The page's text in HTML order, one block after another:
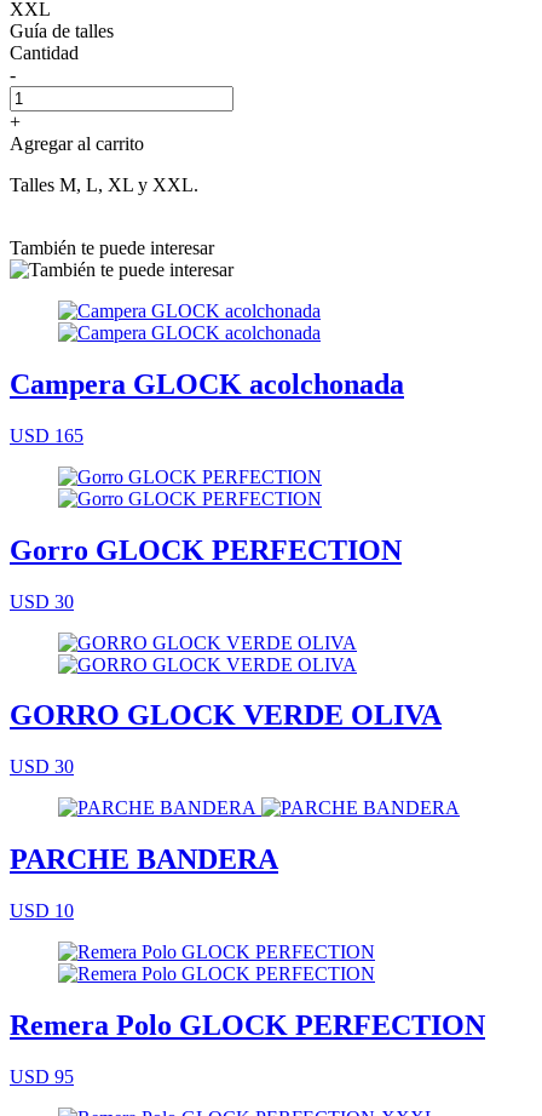
XXL
Guía de talles
Cantidad
-
+
Agregar al carrito
Talles M, L, XL y XXL.
También te puede interesar
Campera GLOCK acolchonada
USD 165
Gorro GLOCK PERFECTION
USD 30
GORRO GLOCK VERDE OLIVA
USD 30
PARCHE BANDERA
USD 10
Remera Polo GLOCK PERFECTION
USD 95